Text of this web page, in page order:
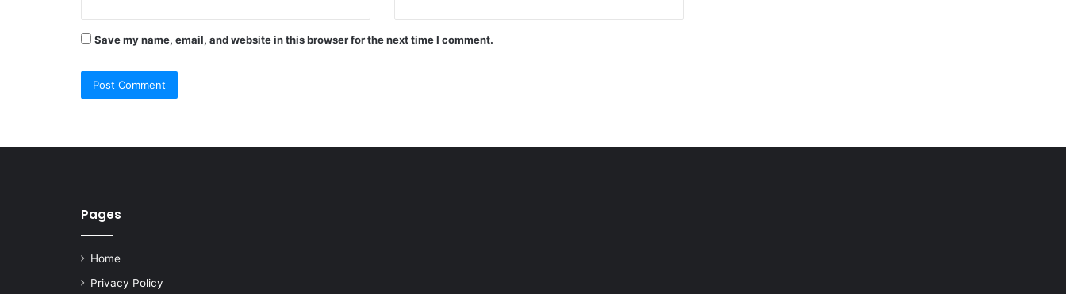
Save my name, email, and website in this browser for the next time I comment.
Pages
Home
Privacy Policy